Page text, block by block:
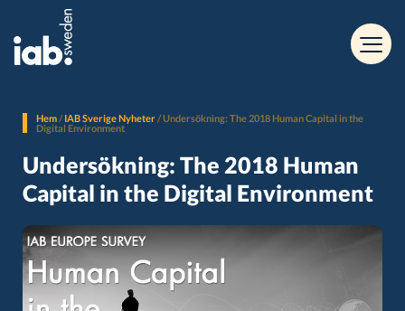
Hem/ IAB Sverige Nyheter/Undersökning: The 2018 Human Capital in the
Digital Environment
Undersökning: The 2018 Human
Capital in the Digital Environment